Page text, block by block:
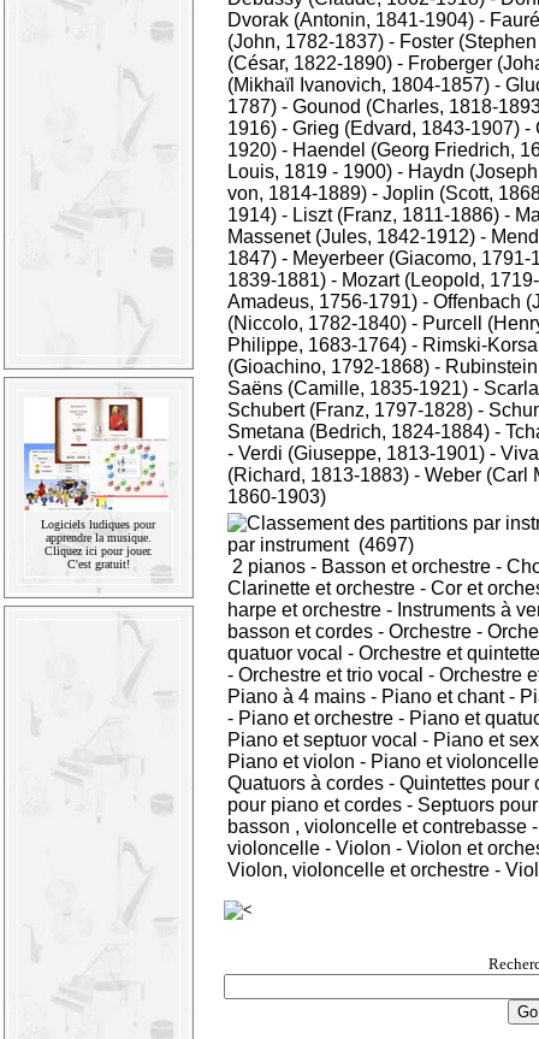
Logiciels ludiques pour
apprendre la musique.
Cliquez ici pour jouer.
C'est gratuit!
Dvorak (Antonin, 1841-1904) -
(John, 1782-1837) - Foster
(César, 1822-1890) - Froberger
(Mikhaïl Ivanovich, 1804-1857) -
1787) - Gounod (Charles, 1818-
1916) - Grieg (Edvard, 1843-1907) -
1920) - Haendel (Georg Friedrich,
Louis, 1819 - 1900) - Haydn
von, 1814-1889) - Joplin (Scott,
1914) - Liszt (Franz, 1811-1886) -
Massenet (Jules, 1842-1912) -
1847) - Meyerbeer (Giacomo, 1791-
1839-1881) - Mozart (Leopold,
Amadeus, 1756-1791) - Offenbach
(Niccolo, 1782-1840) - Purcell
Philippe, 1683-1764) - Rimski-
(Gioachino, 1792-1868) -
Saëns (Camille, 1835-1921) -
Schubert (Franz, 1797-1828) -
Smetana (Bedrich, 1824-1884) -
- Verdi (Giuseppe, 1813-1901) -
(Richard, 1813-1883) - Weber (Carl
1860-1903)
par instrument (4697)
2 pianos - Basson et orchestre -
Clarinette et orchestre - Cor et
harpe et orchestre - Instruments à
basson et cordes - Orchestre -
quatuor vocal - Orchestre et
- Orchestre et trio vocal - Orchestre
Piano à 4 mains - Piano et chant-
- Piano et orchestre - Piano et
Piano et septuor vocal - Piano et
Piano et violon - Piano et violoncelle
Quatuors à cordes - Quintettes pour
pour piano et cordes - Septuors
basson , violoncelle et contrebasse
violoncelle - Violon - Violon et
Violon, violoncelle et orchestre -